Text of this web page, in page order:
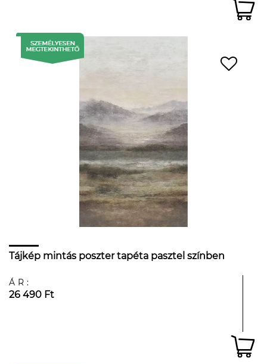
Tájkép mintás poszter tapéta pasztel színben
ÁR:
26 490 Ft